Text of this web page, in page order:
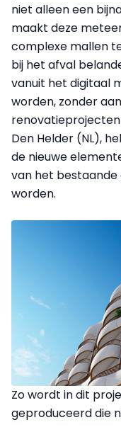
niet alleen een
maakt deze
complexe mallen
bij het afval
vanuit het digitaal
worden, zonder
Den Helder (NL),
de nieuwe
van het
worden.
Zo wordt in dit
geproduceerd die